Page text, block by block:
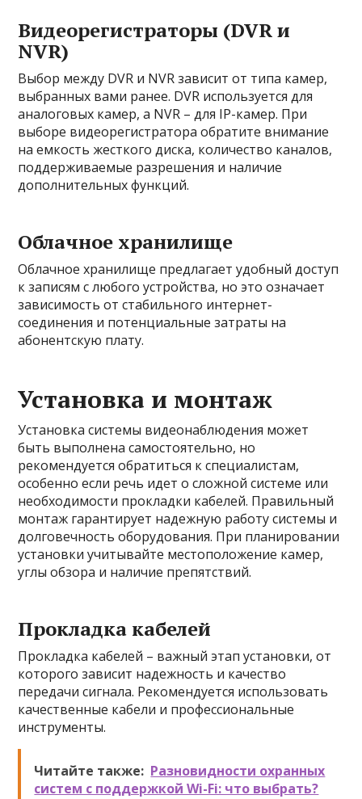
Видеорегистраторы (DVR и
NVR)
Выбор между DVR и NVR зависит от типа камер,
выбранных вами ранее. DVR используется для
аналоговых камер, а NVR – для IP-камер. При
выборе видеорегистратора обратите внимание
на емкость жесткого диска, количество каналов,
поддерживаемые разрешения и наличие
дополнительных функций.
Облачное хранилище
Облачное хранилище предлагает удобный доступ
к записям с любого устройства, но это означает
зависимость от стабильного интернет-
соединения и потенциальные затраты на
абонентскую плату.
Установка и монтаж
Установка системы видеонаблюдения может
быть выполнена самостоятельно, но
рекомендуется обратиться к специалистам,
особенно если речь идет о сложной системе или
необходимости прокладки кабелей. Правильный
монтаж гарантирует надежную работу системы и
долговечность оборудования. При планировании
установки учитывайте местоположение камер,
углы обзора и наличие препятствий.
Прокладка кабелей
Прокладка кабелей – важный этап установки, от
которого зависит надежность и качество
передачи сигнала. Рекомендуется использовать
качественные кабели и профессиональные
инструменты.
Читайте также: Разновидности охранных
систем с поддержкой Wi-Fi: что выбрать?